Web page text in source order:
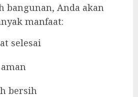
bangunan, Anda akan
manfaat:
selesai
bersih